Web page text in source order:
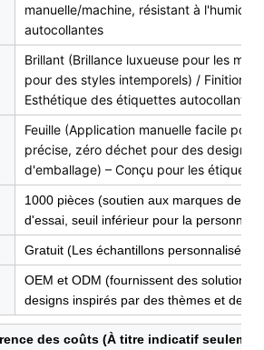
manuelle/machine, résistant à
autocollantes
Brillant (Brillance luxueuse pour les
pour des styles intemporels) / Finitions
Esthétique des étiquettes autocollantes
Feuille (Application manuelle facile
précise, zéro déchet pour des designs
d'emballage) – Conçu pour les
1000 pièces (soutien aux marques de
d'essai, seuil inférieur pour la
Gratuit (Les échantillons personnalisés
OEM et ODM (fournissent des solutions
designs inspirés par des thèmes et des
des coûts (À titre indicatif